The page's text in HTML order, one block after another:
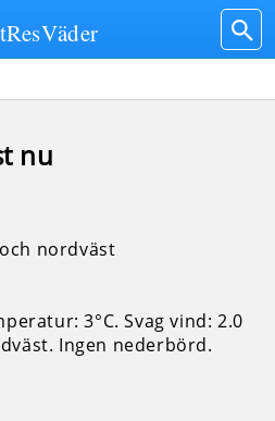
nu
3°C. Svag vind: 2.0
Ingen nederbörd.